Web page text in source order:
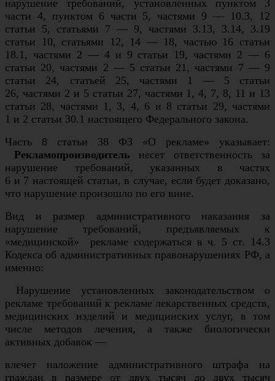
нарушение требований, установленных пунктом 3
части 4, пунктом 6 части 5, частями 9 — 10.3, 12
статьи 5, статьями 7 — 9, частями 3.13, 3.14, 3.19
статьи 10, статьями 12, 14 — 18, частью 16 статьи
18.1, частями 2 — 4 и 9 статьи 19, частями 2 — 6
статьи 20, частями 2 — 5 статьи 21, частями 7 — 9
статьи 24, статьей 25, частями 1 — 5 статьи
26, частями 2 и 5 статьи 27, частями 1, 4, 7, 8, 11 и 13
статьи 28, частями 1, 3, 4, 6 и 8 статьи 29, частями
1 и 2 статьи 30.1 настоящего Федерального закона.
Часть 8 статьи 38 ФЗ «О рекламе» указывает:
Рекламопроизводитель несет ответственность за
нарушение требований, указанных в частях
6 и 7 настоящей статьи, в случае, если будет доказано,
что нарушение произошло по его вине.
Вид и размер административного наказания за
нарушение требований, предъявляемых к
«медицинской» рекламе содержаться в ч. 5 ст. 14.3
Кодекса об административных правонарушениях РФ, а
именно:
Нарушение установленных законодательством о
рекламе требований к рекламе лекарственных средств,
медицинских изделий и медицинских услуг, в том
числе методов лечения, а также биологически
активных добавок —
влечет наложение административного штрафа на
граждан в размере от двух тысяч до двух тысяч